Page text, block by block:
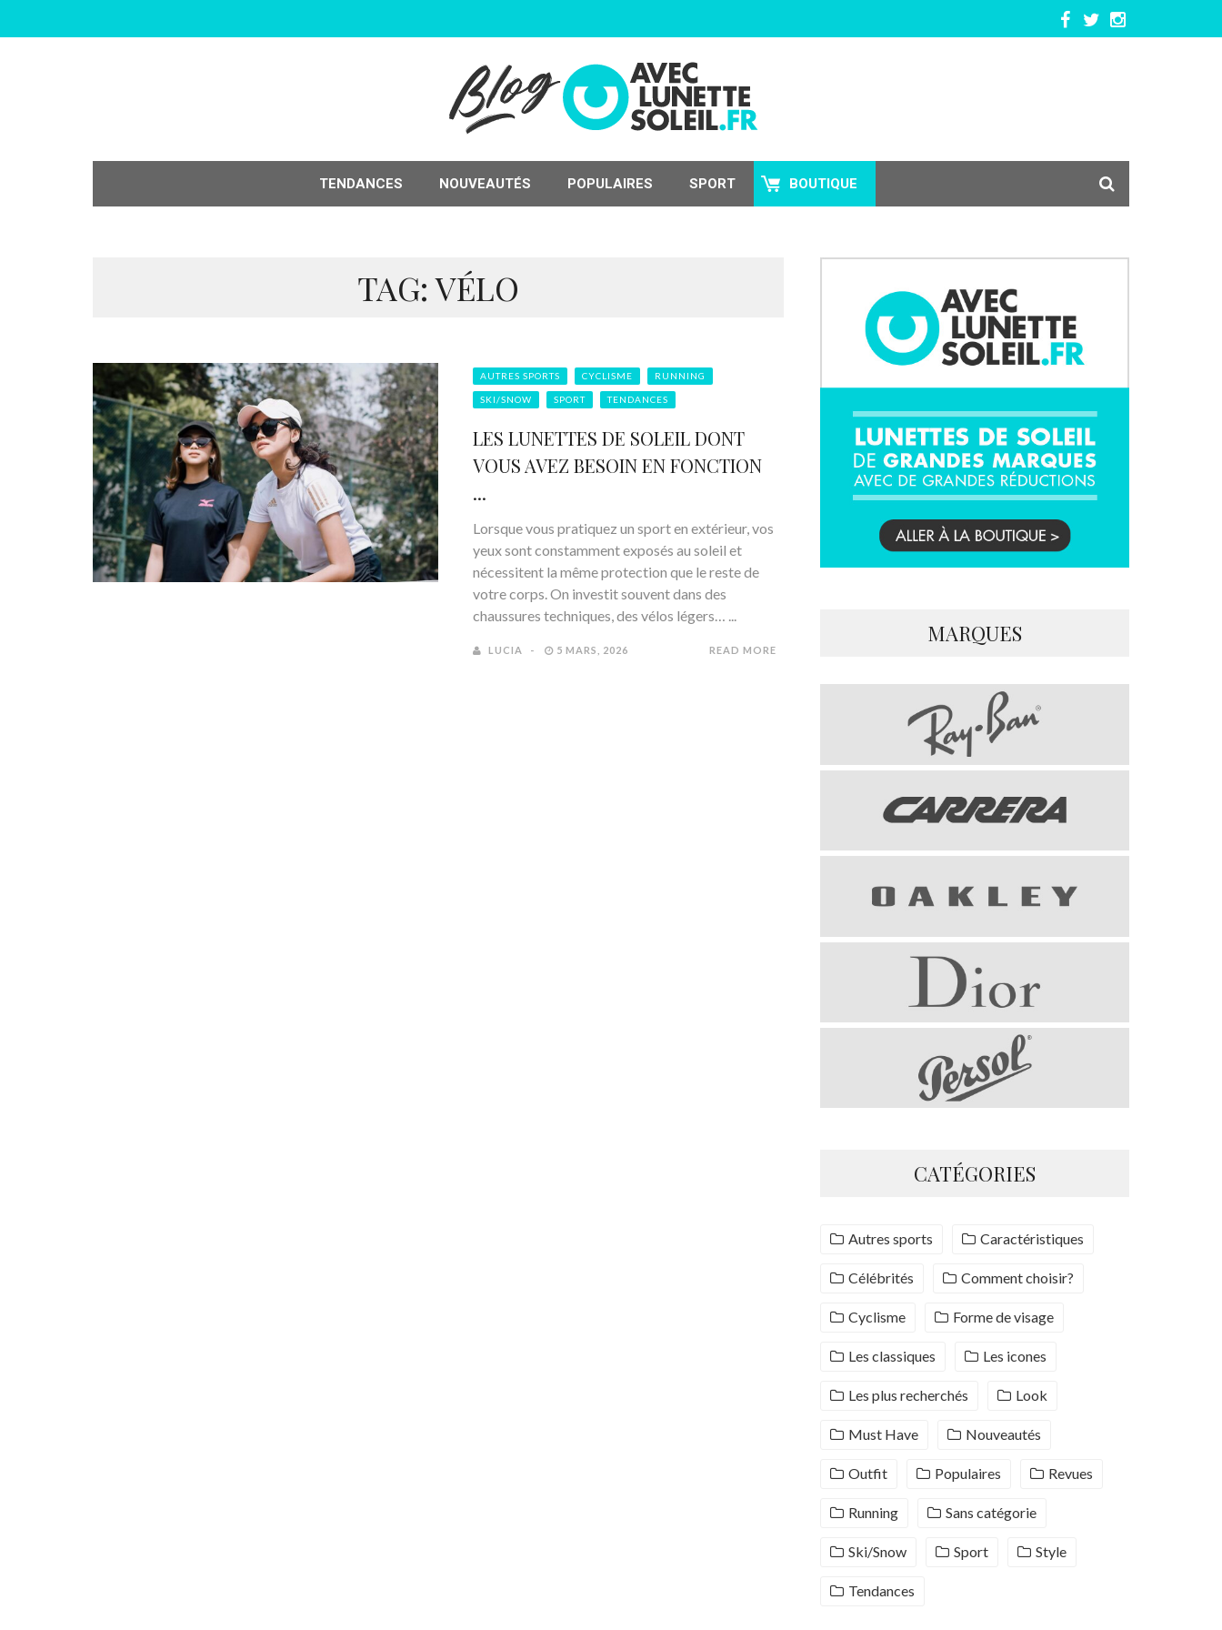
TENDANCES NOUVEAUTÉS POPULAIRES SPORT BOUTIQUE
TAG: VÉLO
AUTRES SPORTS CYCLISME RUNNING
SKI/SNOW SPORT TENDANCES
LES LUNETTES DE SOLEIL DONT
VOUS AVEZ BESOIN EN FONCTION
...
Lorsque vous pratiquez un sport en extérieur, vos
yeux sont constamment exposés au soleil et
nécessitent la même protection que le reste de
votre corps. On investit souvent dans des
chaussures techniques, des vélos légers… ...
LUCIA 5 MARS, 2026 READ MORE
MARQUES
CATÉGORIES
Autres sports Caractéristiques
Célébrités Comment choisir?
Cyclisme Forme de visage
Les classiques Les icones
Les plus recherchés Look
Must Have Nouveautés
Outfit Populaires Revues
Running Sans catégorie
Ski/Snow Sport Style
Tendances